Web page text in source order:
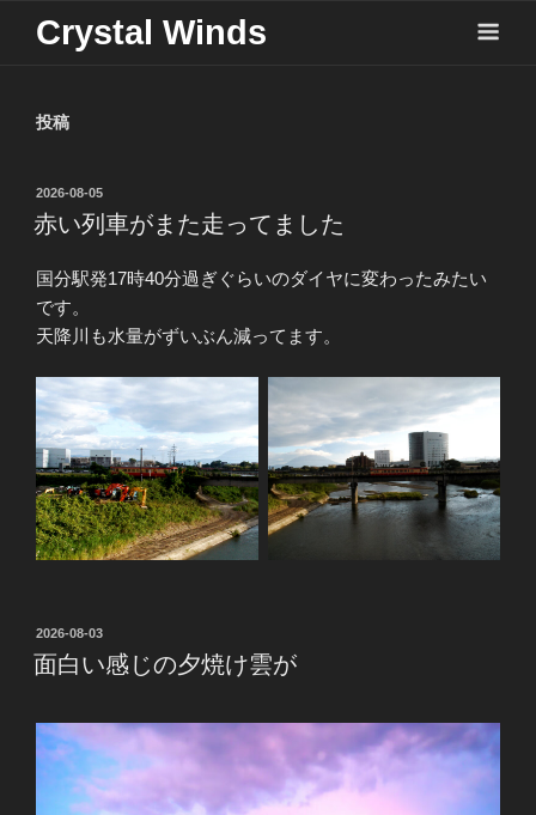
Crystal Winds
投稿
投
稿
日:
2026-08-05
赤い列車がまた走ってました
国分駅発17時40分過ぎぐらいのダイヤに変わったみたい
です。
天降川も水量がずいぶん減ってます。
投
稿
日:
2026-08-03
面白い感じの夕焼け雲が